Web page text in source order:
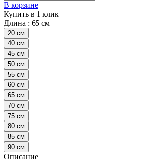
В корзине
Купить в 1 клик
Длина : 65 см
20 см
40 см
45 см
50 см
55 см
60 см
65 см
70 см
75 см
80 см
85 см
90 см
Описание